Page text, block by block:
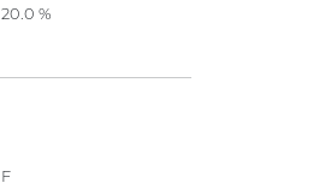
20.0 %
F